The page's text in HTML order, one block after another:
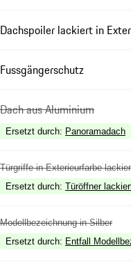
Dachspoiler lackiert in
Fussgängerschutz
Dach aus Aluminium
Ersetzt durch: Panoramadach
Türgriffe in Exterieurfarbe
Ersetzt durch: Türöffner
Modellbezeichnung in Silber
Ersetzt durch: Entfall